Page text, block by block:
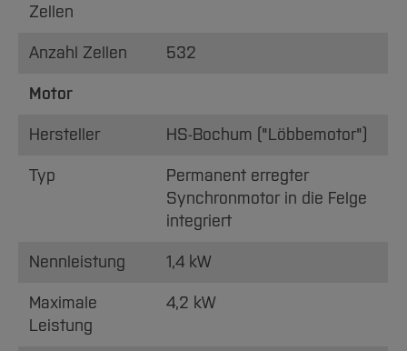
Zellen
Anzahl Zellen 532
Motor
Hersteller HS-Bochum ("Löbbemotor")
Typ
Permanent erregter
Synchronmotor in die Felge
integriert
Nennleistung 1,4 kW
Maximale
Leistung
4,2 kW